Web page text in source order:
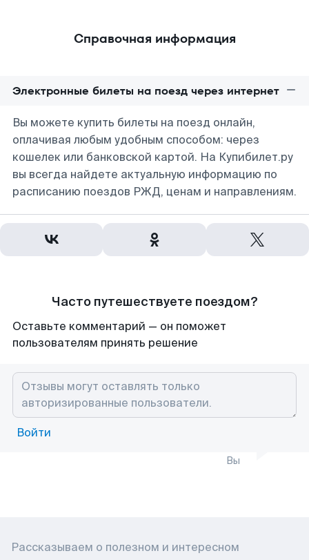
Справочная информация
Электронные билеты на поезд через интернет
Вы можете купить билеты на поезд онлайн,
оплачивая любым удобным способом: через
кошелек или банковской картой. На Купибилет.ру
вы всегда найдете актуальную информацию по
расписанию поездов РЖД, ценам и направлениям.
Часто путешествуете поездом?
Оставьте комментарий — он поможет
пользователям принять решение
Войти
Вы
Рассказываем о полезном и интересном